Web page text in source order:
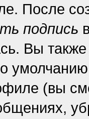
После
подпись
Вы
(вы